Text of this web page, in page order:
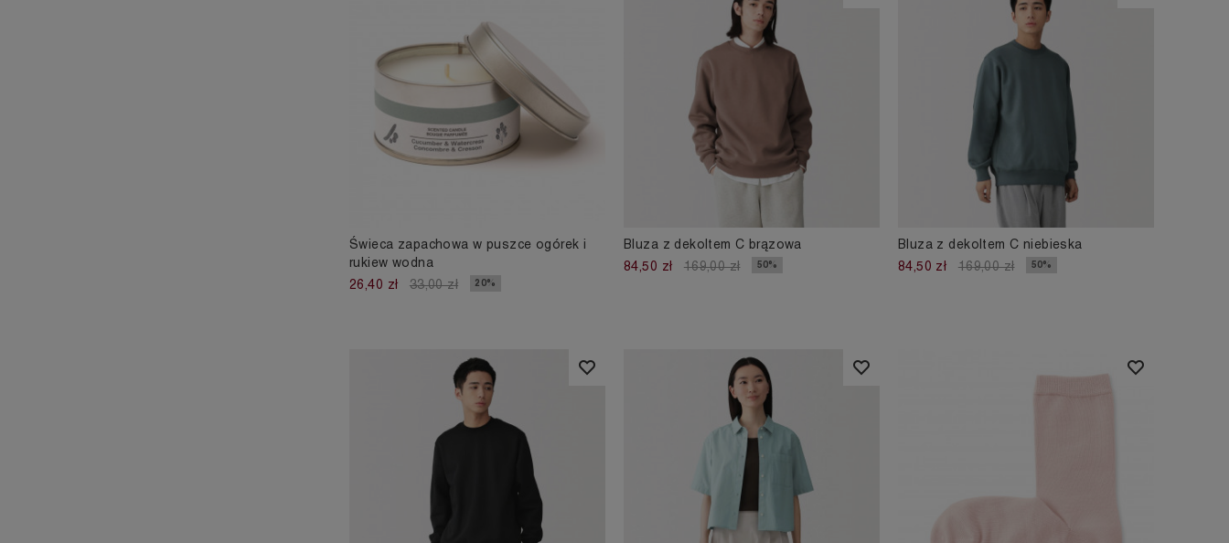
Świeca zapachowa w puszce ogórek i
rukiew wodna
26,40 zł
33,00 zł 20%
Bluza z dekoltem C brązowa
84,50 zł
169,00 zł 50%
Bluza z dekoltem C niebieska
84,50 zł
169,00 zł 50%